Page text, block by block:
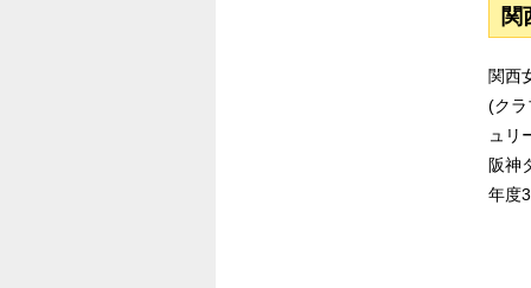
関
関西
(クラ
ュリ
阪神
年度